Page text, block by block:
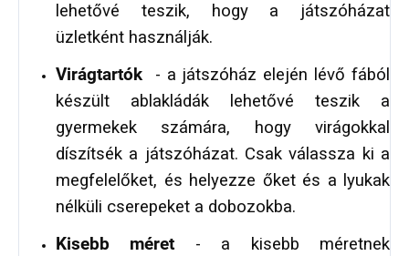
lehetővé teszik, hogy a játszóházat
üzletként használják.
Virágtartók
- a játszóház elején lévő fából
készült ablakládák lehetővé teszik a
gyermekek számára, hogy virágokkal
díszítsék a játszóházat. Csak válassza ki a
megfelelőket, és helyezze őket és a lyukak
nélküli cserepeket a dobozokba.
Kisebb méret - a kisebb méretnek